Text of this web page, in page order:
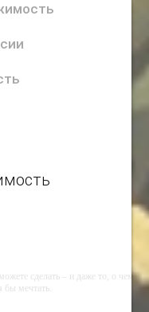
сделать – и даже то, о чем
бы мечтать.